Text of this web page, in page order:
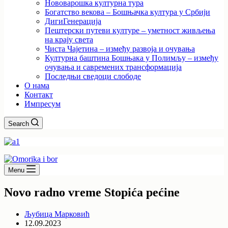
Нововарошка културна тура
Богатство векова – Бошњачка култура у Србији
ДигиГенерација
Пештерски путеви културе – уметност живљења
на крају света
Чиста Чајетина – између развоја и очувања
Културна баштина Бошњака у Полимљу – између
очувања и савремених трансформација
Последњи сведоци слободе
О нама
Контакт
Импресум
Search
Menu
Novo radno vreme Stopića pećine
Љубица Марковић
12.09.2023